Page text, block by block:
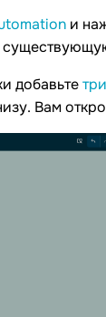
и
добавьте
Вам